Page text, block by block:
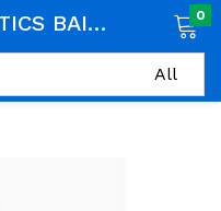
ALANIA COSMETICS BAIN D’HUILE POUR CHEVEUX 150ML 0